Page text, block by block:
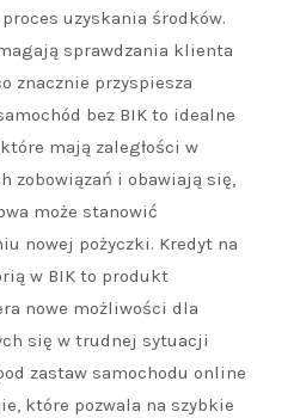
uzyskania środków.
sprawdzania klienta
znacznie przyspiesza
bez BIK to idealne
mają zaległości w
zobowiązań i obawiają się,
może stanowić
nowej pożyczki. Kredyt na
w BIK to produkt
nowe możliwości dla
się w trudnej sytuacji
zastaw samochodu online
które pozwala na szybkie